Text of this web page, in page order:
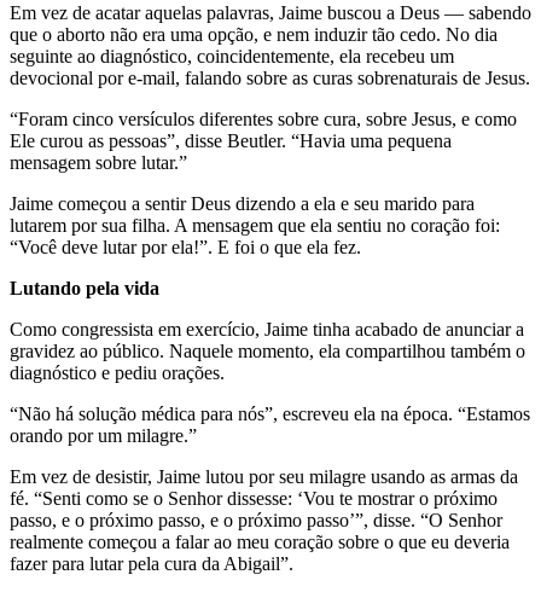
Em vez de acatar aquelas palavras, Jaime buscou a Deus — sabendo
que o aborto não era uma opção, e nem induzir tão cedo. No dia
seguinte ao diagnóstico, coincidentemente, ela recebeu um
devocional por e-mail, falando sobre as curas sobrenaturais de Jesus.
“Foram cinco versículos diferentes sobre cura, sobre Jesus, e como
Ele curou as pessoas”, disse Beutler. “Havia uma pequena
mensagem sobre lutar.”
Jaime começou a sentir Deus dizendo a ela e seu marido para
lutarem por sua filha. A mensagem que ela sentiu no coração foi:
“Você deve lutar por ela!”. E foi o que ela fez.
Lutando pela vida
Como congressista em exercício, Jaime tinha acabado de anunciar a
gravidez ao público. Naquele momento, ela compartilhou também o
diagnóstico e pediu orações.
“Não há solução médica para nós”, escreveu ela na época. “Estamos
orando por um milagre.”
Em vez de desistir, Jaime lutou por seu milagre usando as armas da
fé. “Senti como se o Senhor dissesse: ‘Vou te mostrar o próximo
passo, e o próximo passo, e o próximo passo’”, disse. “O Senhor
realmente começou a falar ao meu coração sobre o que eu deveria
fazer para lutar pela cura da Abigail”.